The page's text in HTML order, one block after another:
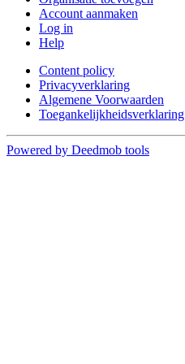
Account aanmaken
Log in
Help
Content policy
Privacyverklaring
Algemene Voorwaarden
Toegankelijkheidsverklaring
Powered by Deedmob tools